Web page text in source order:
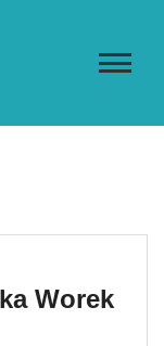
Worek